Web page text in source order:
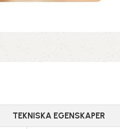
TEKNISKA EGENSKAPER